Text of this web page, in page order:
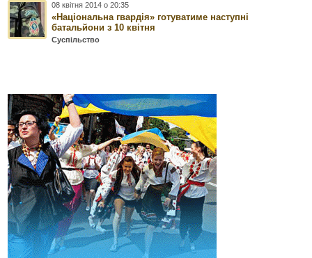
08 квітня 2014 о 20:35
«Національна гвардія» готуватиме наступні
батальйони з 10 квітня
Суспільство